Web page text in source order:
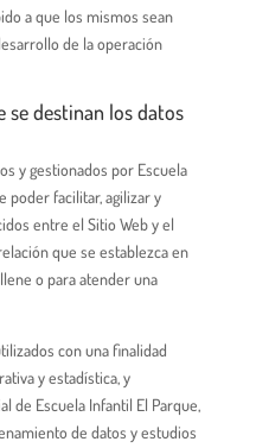
a que los mismos sean
de la operación
se destinan los datos
y gestionados por Escuela
poder facilitar, agilizar y
entre el Sitio Web y el
que se establezca en
o para atender una
con una finalidad
y estadística, y
de Escuela Infantil El Parque,
de datos y estudios